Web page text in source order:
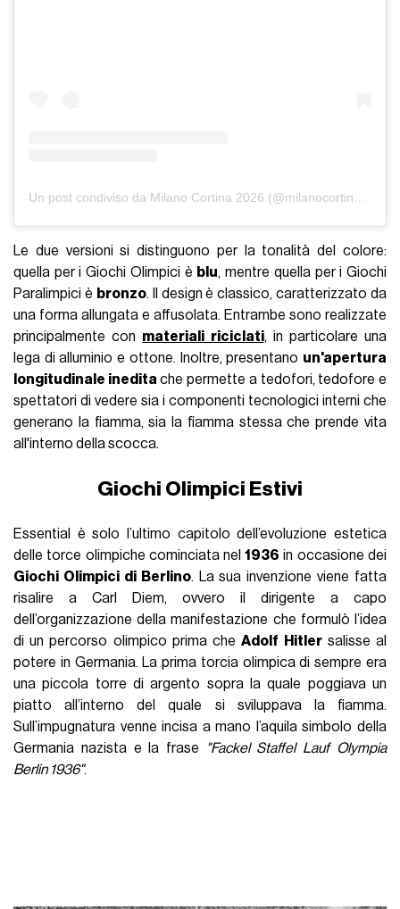
Le due versioni si distinguono per la tonalità del colore:
quella per i Giochi Olimpici è blu, mentre quella per i Giochi
Paralimpici è bronzo. Il design è classico, caratterizzato da
una forma allungata e affusolata. Entrambe sono realizzate
principalmente con materiali riciclati, in particolare una
lega di alluminio e ottone. Inoltre, presentano un'apertura
longitudinale inedita che permette a tedofori, tedofore e
spettatori di vedere sia i componenti tecnologici interni che
generano la fiamma, sia la fiamma stessa che prende vita
all'interno della scocca.
Giochi Olimpici Estivi
Essential è solo l’ultimo capitolo dell’evoluzione estetica
delle torce olimpiche cominciata nel1936 in occasione dei
Giochi Olimpici di Berlino. La sua invenzione viene fatta
risalire a Carl Diem, ovvero il dirigente a capo
dell’organizzazione della manifestazione che formulò l’idea
di un percorso olimpico prima cheAdolf Hitlersalisse al
potere in Germania. La prima torcia olimpica di sempre era
una piccola torre di argento sopra la quale poggiava un
piatto all’interno del quale si sviluppava la fiamma.
Sull’impugnatura venne incisa a mano l’aquila simbolo della
Germania nazista e la frase
"Fackel Staffel Lauf Olympia
Berlin 1936".